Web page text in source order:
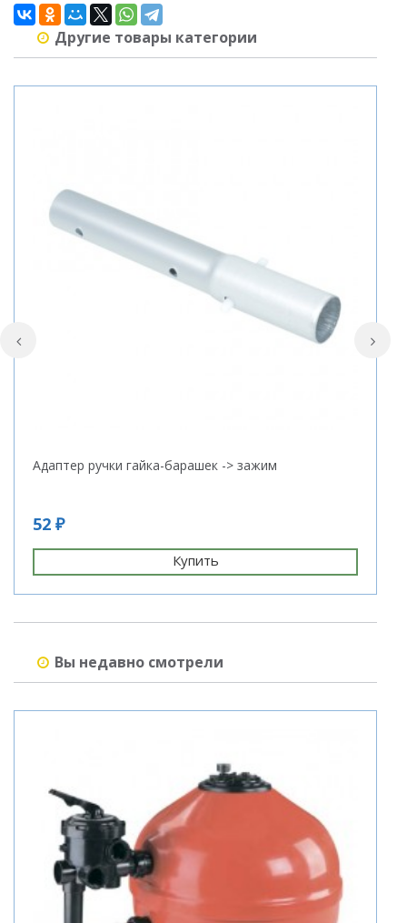
Другие товары категории
Адаптер ручки гайка-барашек -> зажим
52 ₽
Купить
Вы недавно смотрели